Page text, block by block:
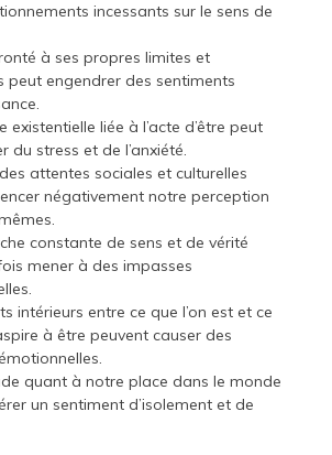
incessants sur le sens de
à ses propres limites et
peut engendrer des sentiments
existentielle liée à l’acte d’être peut
du stress et de l’anxiété.
attentes sociales et culturelles
négativement notre perception
constante de sens et de vérité
mener à des impasses
intérieurs entre ce que l’on est et ce
à être peuvent causer des
quant à notre place dans le monde
un sentiment d’isolement et de